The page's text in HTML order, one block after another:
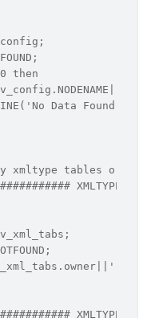
then
Data Found');
xmltype tables or
XMLTYPE
has
XMLTYPE